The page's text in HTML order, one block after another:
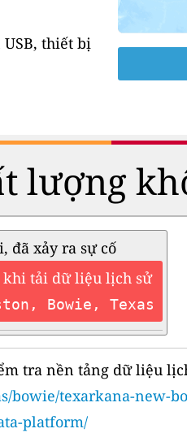
thiết bị
lượng
đã xảy ra sự cố
khi tải dữ liệu lịch sử
Bowie, Texas
tra nền tảng dữ liệu
bowie/texarkana-new-
platform/